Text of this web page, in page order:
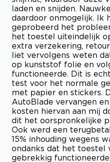
laden en snijden.
daardoor onmogelijk. Ik
geprobeerd het
het toestel uiteindelijk
extra verzekering,
liet vervolgens weten
op kunststof folie en
functioneerde. Dit is
test voor het normale
met papier en stickers.
AutoBlade vervangen
kosten hiervan aan mij
dit het oorspronkelijke
Ook werd een
15% inhouding wegens
ondanks dat het toestel
gebrekkig